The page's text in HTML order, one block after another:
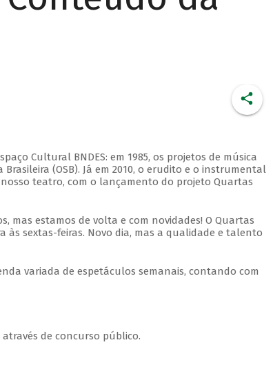
Cultural BNDES: em 1985, os projetos de música
(OSB). Já em 2010, o erudito e o instrumental
teatro, com o lançamento do projeto Quartas
mas estamos de volta e com novidades! O Quartas
sextas-feiras. Novo dia, mas a qualidade e talento
variada de espetáculos semanais, contando com
através de concurso público.